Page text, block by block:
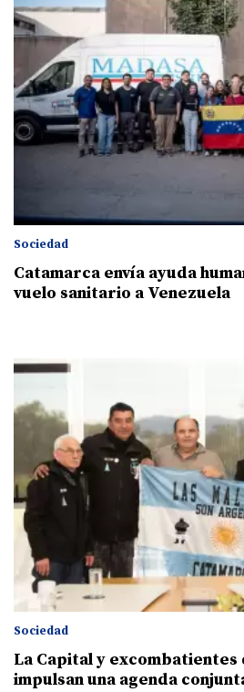
Sociedad
Catamarca envía ayuda
vuelo sanitario a Venezuela
Sociedad
La Capital y excombatientes
impulsan una agenda